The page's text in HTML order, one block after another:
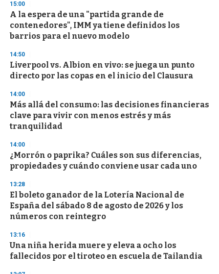
d
s
o
f
3
s
e
c
o
d
s
15:00
A la espera de una "partida grande de
contenedores", IMM ya tiene definidos los
barrios para el nuevo modelo
14:50
Liverpool vs. Albion en vivo: se juega un punto
directo por las copas en el inicio del Clausura
14:00
Más allá del consumo: las decisiones financieras
clave para vivir con menos estrés y más
tranquilidad
14:00
¿Morrón o paprika? Cuáles son sus diferencias,
propiedades y cuándo conviene usar cada uno
13:28
El boleto ganador de la Lotería Nacional de
España del sábado 8 de agosto de 2026 y los
números con reintegro
13:16
Una niña herida muere y eleva a ocho los
fallecidos por el tiroteo en escuela de Tailandia